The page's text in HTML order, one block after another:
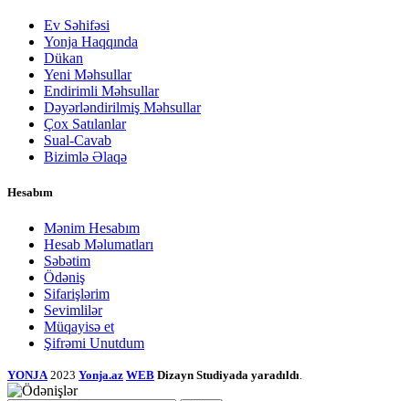
Ev Səhifəsi
Yonja Haqqında
Dükan
Yeni Məhsullar
Endirimli Məhsullar
Dəyərləndirilmiş Məhsullar
Çox Satılanlar
Sual-Cavab
Bizimlə Əlaqə
Hesabım
Mənim Hesabım
Hesab Məlumatları
Səbətim
Ödəniş
Sifarişlərim
Sevimlilər
Müqayisə et
Şifrəmi Unutdum
YONJA 2023 Yonja.az WEB Dizayn Studiyada yaradıldı.